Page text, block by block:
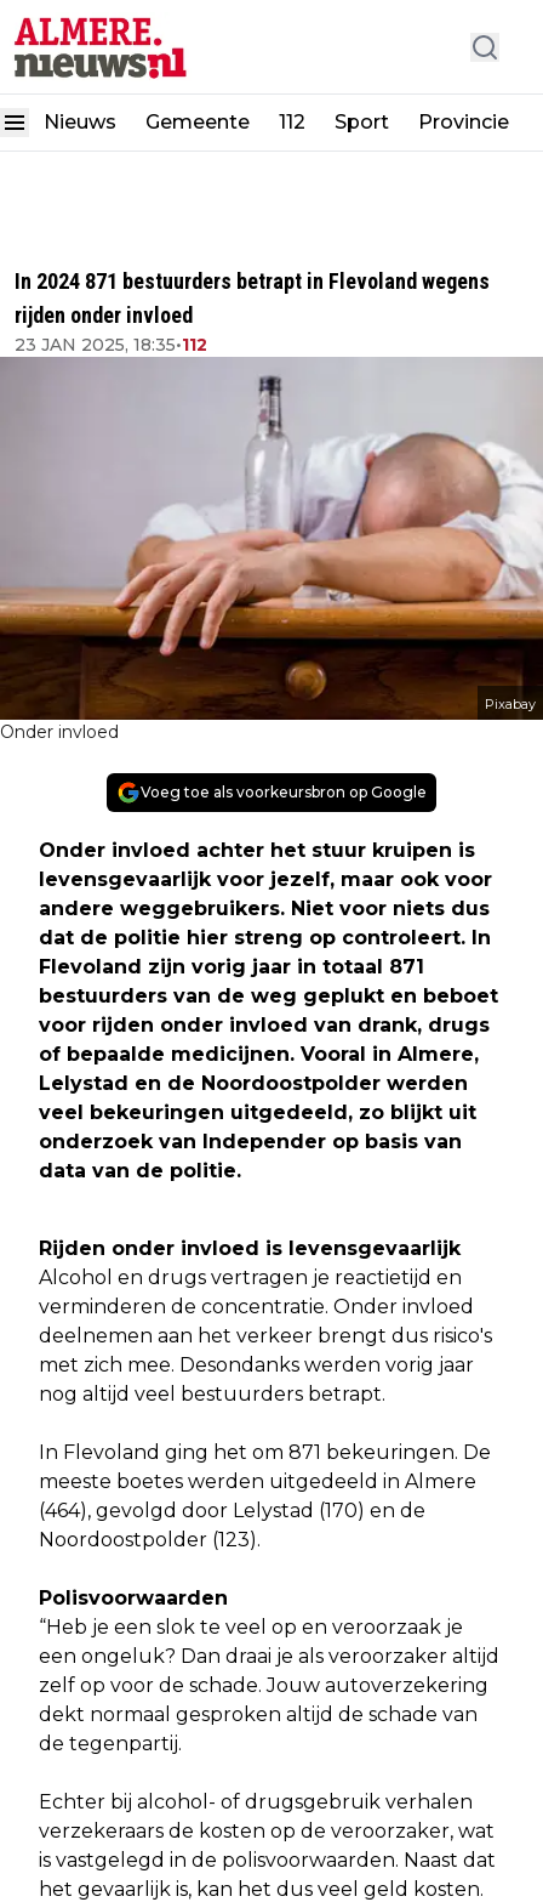
Nieuws Gemeente 112 Sport Provincie
In 2024 871 bestuurders betrapt in Flevoland wegens
rijden onder invloed
23 JAN 2025, 18:35•112
Pixabay
Onder invloed
Voeg toe als voorkeursbron op Google
Onder invloed achter het stuur kruipen is
levensgevaarlijk voor jezelf, maar ook voor
andere weggebruikers. Niet voor niets dus
dat de politie hier streng op controleert. In
Flevoland zijn vorig jaar in totaal 871
bestuurders van de weg geplukt en beboet
voor rijden onder invloed van drank, drugs
of bepaalde medicijnen. Vooral in Almere,
Lelystad en de Noordoostpolder werden
veel bekeuringen uitgedeeld, zo blijkt uit
onderzoek van Independer op basis van
data van de politie.
Rijden onder invloed is levensgevaarlijk
Alcohol en drugs vertragen je reactietijd en
verminderen de concentratie. Onder invloed
deelnemen aan het verkeer brengt dus risico's
met zich mee. Desondanks werden vorig jaar
nog altijd veel bestuurders betrapt.
In Flevoland ging het om 871 bekeuringen. De
meeste boetes werden uitgedeeld in Almere
(464), gevolgd door Lelystad (170) en de
Noordoostpolder (123).
Polisvoorwaarden
“Heb je een slok te veel op en veroorzaak je
een ongeluk? Dan draai je als veroorzaker altijd
zelf op voor de schade. Jouw autoverzekering
dekt normaal gesproken altijd de schade van
de tegenpartij.
Echter bij alcohol- of drugsgebruik verhalen
verzekeraars de kosten op de veroorzaker, wat
is vastgelegd in de polisvoorwaarden. Naast dat
het gevaarlijk is, kan het dus veel geld kosten.